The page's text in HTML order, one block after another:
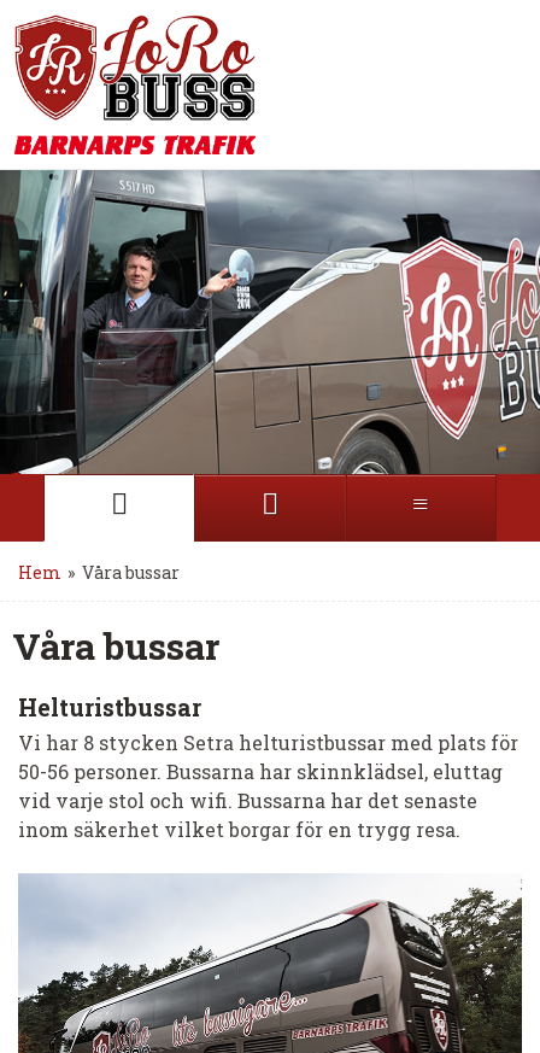
Hem » Våra bussar
Våra bussar
Helturistbussar
Vi har 8 stycken Setra helturistbussar med plats för
50-56 personer. Bussarna har skinnklädsel, eluttag
vid varje stol och wifi. Bussarna har det senaste
inom säkerhet vilket borgar för en trygg resa.